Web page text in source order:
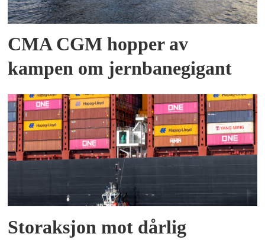
CMA CGM hopper av
kampen om jernbanegigant
Storaksjon mot dårlig